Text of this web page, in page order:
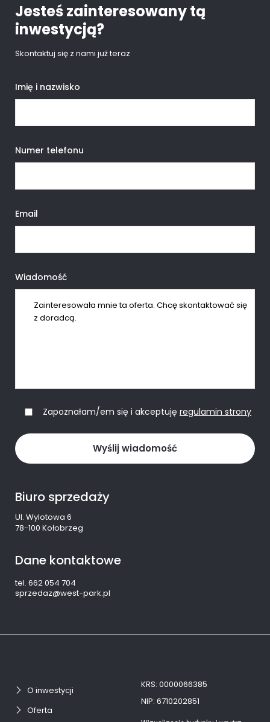
Biuro sprzedaży
Ul. Wylotowa 6
78-100 Kołobrzeg
Dane kontaktowe
tel. 662 054 704
sprzedaz@west-park.pl
Jesteś zainteresowany tą
inwestycją?
Skontaktuj się z nami już teraz
Imię i nazwisko
Numer telefonu
Email
Wiadomość
Zapoznałam/em się i akceptuję regulamin strony
O inwestycji
Oferta
KRS: 0000066385
NIP: 6710202851